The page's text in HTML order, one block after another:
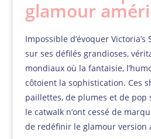
glamour
Impossible d’évoquer Victoria’s
sur ses défilés grandioses,
mondiaux où la fantaisie,
côtoient la sophistication. Ces
paillettes, de plumes et de pop
le catwalk n’ont cessé de
de redéfinir le glamour version